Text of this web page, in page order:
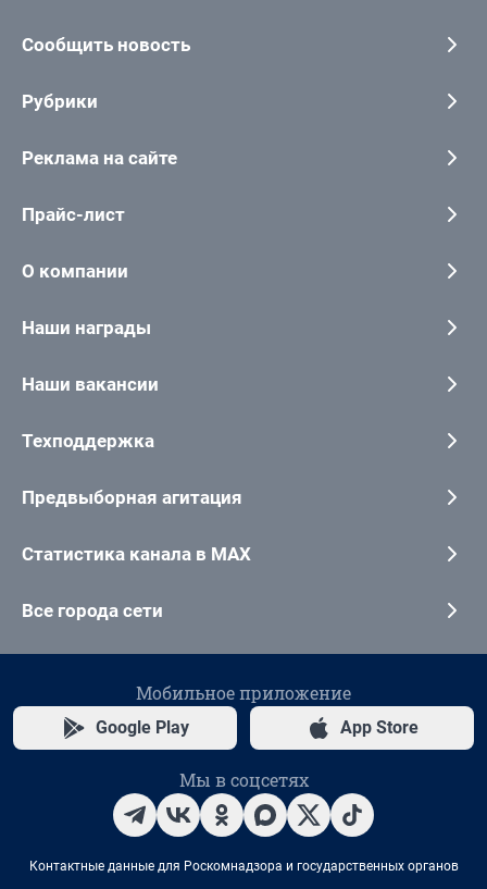
Сообщить новость
Рубрики
Реклама на сайте
Прайс-лист
О компании
Наши награды
Наши вакансии
Техподдержка
Предвыборная агитация
Статистика канала в MAX
Все города сети
Мобильное приложение
Google Play App Store
Мы в соцсетях
Контактные данные для Роскомнадзора и государственных органов